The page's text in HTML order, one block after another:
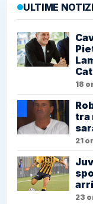
ULTIME
18
tra
21
23